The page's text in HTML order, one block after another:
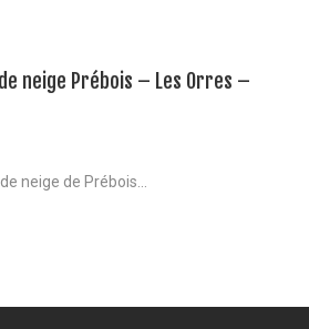
neige Prébois – Les Orres –
neige de Prébois...